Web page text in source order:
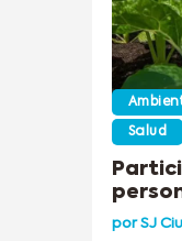
Salud
porSJ